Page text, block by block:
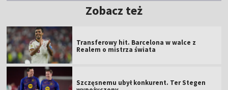
Zobacz też
Transferowy hit. Barcelona w walce z
Realem o mistrza świata
Szczęsnemu ubył konkurent. Ter Stegen